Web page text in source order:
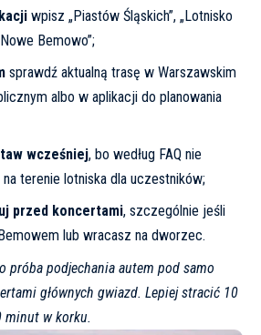
wpisz „Piastów Śląskich”, „Lotnisko
Bemowo”;
sprawdź aktualną trasę w Warszawskim
albo w aplikacji do planowania
wcześniej, bo według FAQ nie
terenie lotniska dla uczestników;
przed koncertami, szczególnie jeśli
lub wracasz na dworzec.
próba podjechania autem pod samo
głównych gwiazd. Lepiej stracić 10
minut w korku.